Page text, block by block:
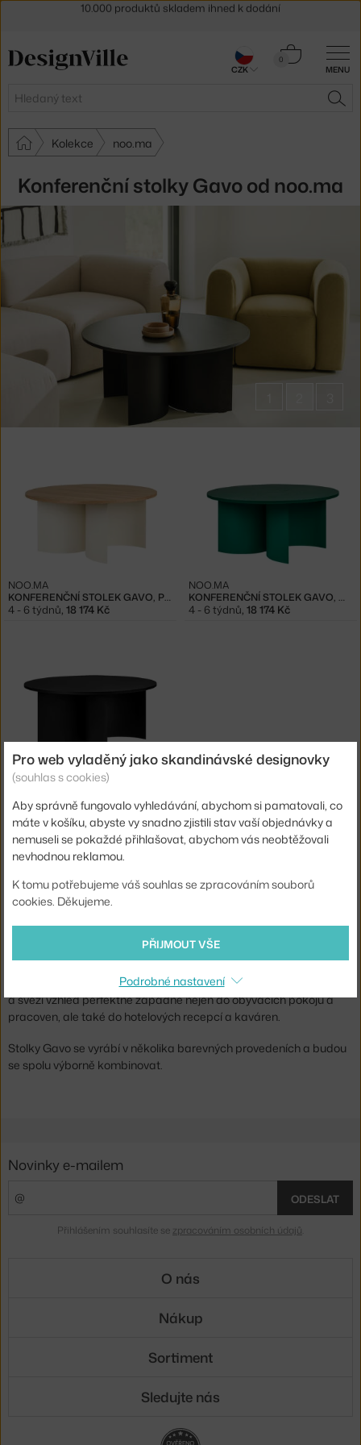
MENU
Hledat
0
Košík
Kolekce noo.ma
Konferenční stolky Gavo od noo.ma
Značka:Noo.ma
Konferenční stolky Gavo okouzlí svou nepravidelnou ocelovou
základnou a prostornou deskou z dubové dýhy. Jejich jednoduchý
a svěží vzhled perfektně zapadne nejen do obývacích pokojů a
pracoven, ale také do hotelových recepcí a kaváren.
Stolky Gavo se vyrábí v několika barevných provedeních a budou
se spolu výborně kombinovat.
kolekci
Konferenční
KONFERENČNÍ STOLEK GAVO, PIAZZA BEIGE
NOO.MA
4 - 6 týdnů 18 174 Kč
KONFERENČNÍ STOLEK GAVO, WATERMELON GREEN
NOO.MA
4 - 6 týdnů 18 174 Kč
NOO.MA
4 - 6 týdnů ,18 174 Kč
Ste zo Slovenska? Prejdite na
Konferenčné stolíky Gavo
30 dní na vrácení zboží
CZK
Pro web vyladěný jako skandinávské designovky
(souhlas s cookies)
Aby správně fungovalo vyhledávání, abychom si pamatovali, co
máte v košíku, abyste vy snadno zjistili stav vaší objednávky a
nemuseli se pokaždé přihlašovat, abychom vás neobtěžovali
nevhodnou reklamou.
K tomu potřebujeme váš souhlas se zpracováním souborů
cookies. Děkujeme.
PŘIJMOUT VŠE
Podrobné nastavení
Novinky e-mailem
ODESLAT
Přihlášením souhlasíte se zpracováním osobních údajů
O nás
Nákup
Sortiment
Sledujte nás